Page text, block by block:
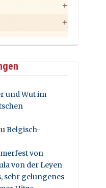
und Wut im
Belgisch-
von
von der Leyen
sehr gelungenes